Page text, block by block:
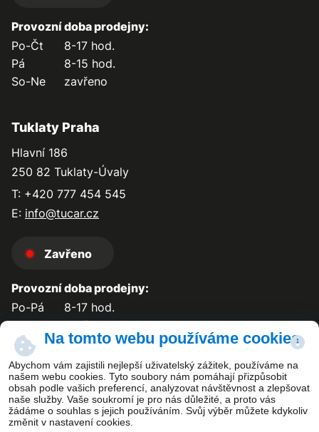
Na tomto webu používáme cookies
Abychom vám zajistili nejlepší uživatelský zážitek, používáme na
našem webu cookies. Tyto soubory nám pomáhají přizpůsobit
obsah podle vašich preferencí, analyzovat návštěvnost a zlepšovat
naše služby. Vaše soukromí je pro nás důležité, a proto vás
žádáme o souhlas s jejich používáním. Svůj výběr můžete kdykoliv
změnit v nastavení cookies.
Provozní doba prodejny:
Po-Čt
8-17 hod.
Pá
8-15 hod.
So-Ne
zavřeno
Tuklaty Praha
Hlavní 186
250 82 Tuklaty-Úvaly
T: +420 777 454 545
E: info@tucar.cz
Zavřeno
Provozní doba prodejny:
Po-Pá
8-17 hod.
So-Ne
zavřeno
Kontakt